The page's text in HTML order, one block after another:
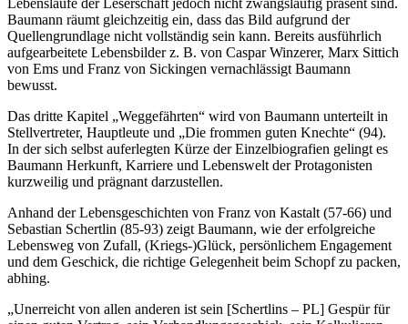
Baumann räumt gleichzeitig ein, dass das Bild aufgrund der
Quellengrundlage nicht vollständig sein kann. Bereits ausführlich
aufgearbeitete Lebensbilder z. B. von Caspar Winzerer, Marx Sittich
von Ems und Franz von Sickingen vernachlässigt Baumann
bewusst.
Das dritte Kapitel „Weggefährten“ wird von Baumann unterteilt in
Stellvertreter, Hauptleute und „Die frommen guten Knechte“ (94).
In der sich selbst auferlegten Kürze der Einzelbiografien gelingt es
Baumann Herkunft, Karriere und Lebenswelt der Protagonisten
kurzweilig und prägnant darzustellen.
Anhand der Lebensgeschichten von Franz von Kastalt (57-66) und
Sebastian Schertlin (85-93) zeigt Baumann, wie der erfolgreiche
Lebensweg von Zufall, (Kriegs-)Glück, persönlichem Engagement
und dem Geschick, die richtige Gelegenheit beim Schopf zu packen,
abhing.
„Unerreicht von allen anderen ist sein [Schertlins – PL] Gespür für